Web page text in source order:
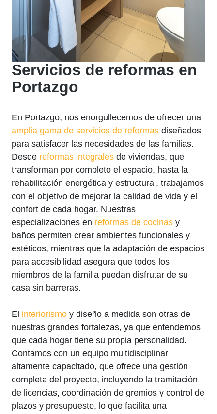
Servicios de reformas en
Portazgo
En Portazgo, nos enorgullecemos de ofrecer una
amplia gama de servicios de reformas diseñados
para satisfacer las necesidades de las familias.
Desde reformas integrales de viviendas, que
transforman por completo el espacio, hasta la
rehabilitación energética y estructural, trabajamos
con el objetivo de mejorar la calidad de vida y el
confort de cada hogar. Nuestras
especializaciones en reformas de cocinas y
baños permiten crear ambientes funcionales y
estéticos, mientras que la adaptación de espacios
para accesibilidad asegura que todos los
miembros de la familia puedan disfrutar de su
casa sin barreras.
El interiorismo y diseño a medida son otras de
nuestras grandes fortalezas, ya que entendemos
que cada hogar tiene su propia personalidad.
Contamos con un equipo multidisciplinar
altamente capacitado, que ofrece una gestión
completa del proyecto, incluyendo la tramitación
de licencias, coordinación de gremios y control de
plazos y presupuesto, lo que facilita una